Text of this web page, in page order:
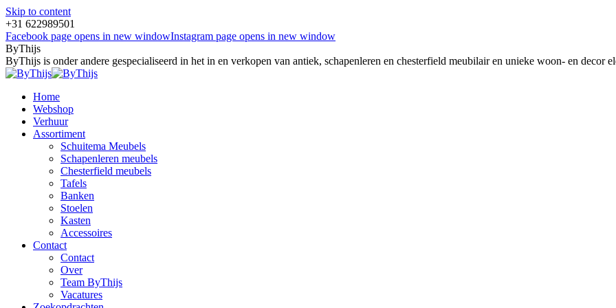
Skip to content
+31 622989501
Facebook page opens in new windowInstagram page opens in new window
ByThijs
ByThijs is onder andere gespecialiseerd in het in en verkopen van antiek, schapenleren en chesterfield meubilair en unieke woon- en decor
Home
Webshop
Verhuur
Assortiment
Schuitema Meubels
Schapenleren meubels
Chesterfield meubels
Tafels
Banken
Stoelen
Kasten
Accessoires
Contact
Contact
Over
Team ByThijs
Vacatures